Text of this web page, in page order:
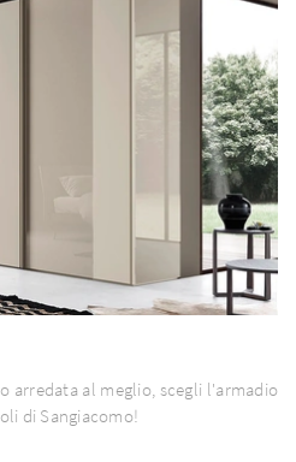
arredata al meglio, scegli l'armadio
di Sangiacomo!